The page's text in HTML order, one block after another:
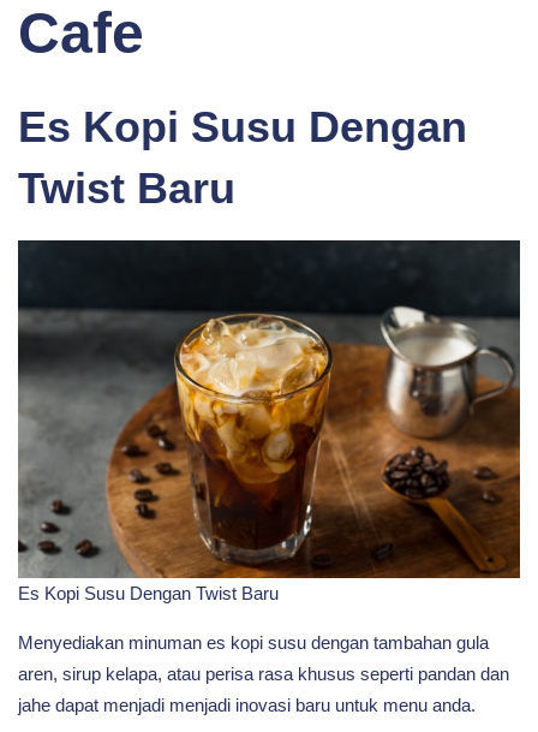
Cafe
Es Kopi Susu Dengan
Twist Baru
Es Kopi Susu Dengan Twist Baru
Menyediakan minuman es kopi susu dengan tambahan gula
aren, sirup kelapa, atau perisa rasa khusus seperti pandan dan
jahe dapat menjadi menjadi inovasi baru untuk menu anda.